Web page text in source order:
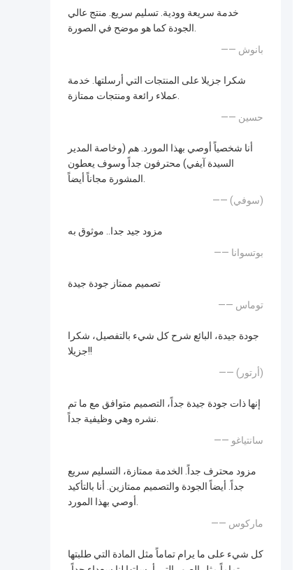
خدمة سريعة وودية. تسليم سريع. منتج عالي
الجودة كما هو موضح في الصورة.
—— بانوش
شكرا جزيلا على المنتجات التي أرسلتها. خدمة
عملاء رائعة ومنتجات ممتازة.
—— حسين
أنا شخصياً أوصي بهذا المورد. هم (وخاصة المدير
السيدة آيفي) محترفون جداً وسوف يعطون
المشورة مجاناً أيضاً.
—— (سوفي)
مزود جيد جدا.. موثوق به
—— بوتسوانا
تصميم ممتاز جودة جيدة
—— توماس
جودة جيدة، البائع شرح كل شيء بالتفصيل، شكرا
جزيلا!!
—— (أرتور)
إنها ذات جودة جيدة جداً، التصميم متوافق مع ما تم
نشره وهي وظيفية جداً.
—— سانتياغو
مزود محترف جداً. الخدمة ممتازة، التسليم سريع
جداً. أيضاً الجودة والتصميم ممتازين. أنا بالتأكيد
أوصي بهذا المورد.
—— ماركوس
كل شيء على ما يرام تماماً مثل المادة التي طلبتها